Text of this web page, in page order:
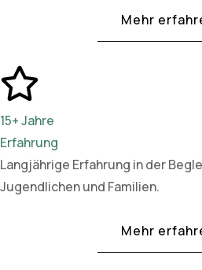
Mehr
15+ Jahre
Erfahrung
Langjährige Erfahrung in der
Jugendlichen und Familien.
Mehr